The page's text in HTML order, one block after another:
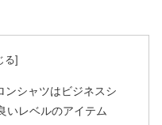
ンシャツはビジネスシ
いレベルのアイテム